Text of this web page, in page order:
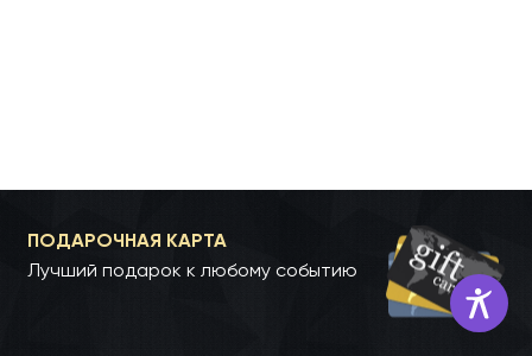
ПОДАРОЧНАЯ КАРТА
Лучший подарок к любому событию